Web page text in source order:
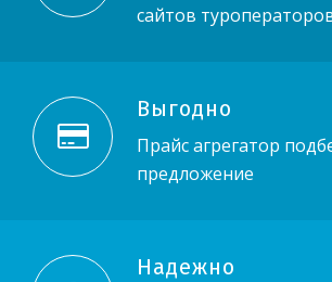
сайтов
Выгодно
Прайс агрегатор
предложение
Надежно